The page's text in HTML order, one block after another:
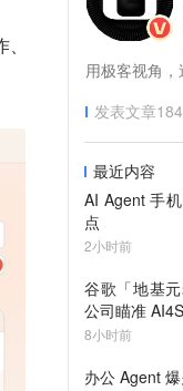
用极客视角，
发表文章
最近内容
AI Agent 手
点
2小时前
谷歌「地基
公司瞄准 AI4S
8小时前
办公 Agent